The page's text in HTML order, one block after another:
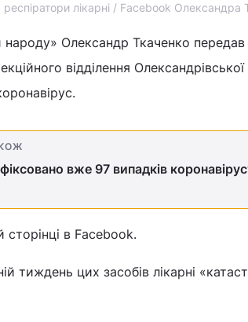
лікарні / Facebook Олександра
Олександр Ткаченко передав
відділення Олександрівської
вже 97 випадків
сторінці в Facebook.
тиждень цих засобів лікарні